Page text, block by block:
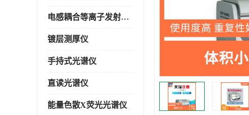
电感耦合等离子发射光谱仪
镀层测厚仪
手持式光谱仪
直读光谱仪
能量色散X荧光光谱仪